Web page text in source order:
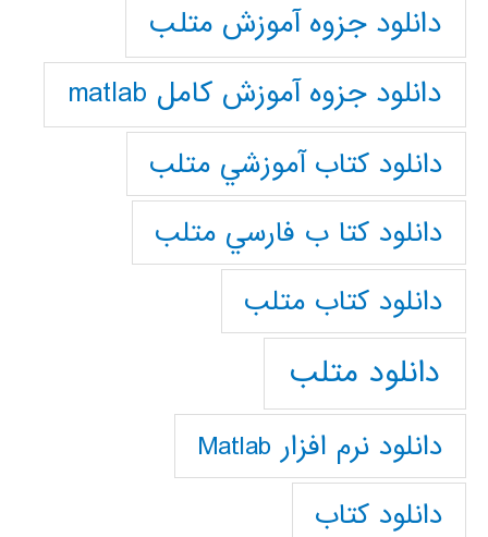
دانلود جزوه آموزش متلب
دانلود جزوه آموزش کامل matlab
دانلود كتاب آموزشي متلب
دانلود كتا ب فارسي متلب
دانلود كتاب متلب
دانلود متلب
دانلود نرم افزار Matlab
دانلود کتاب